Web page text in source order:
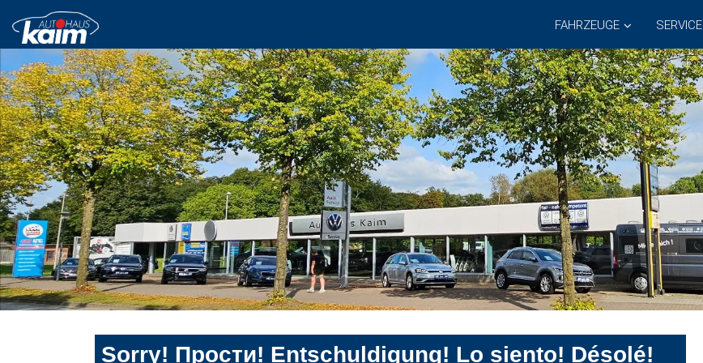
FAHRZEUGE SERVICE
Sorry! Прости! Entschuldigung! Lo siento! Désolé!